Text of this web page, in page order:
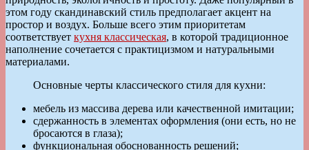
этом году скандинавский стиль предполагает акцент на
простор и воздух. Больше всего этим приоритетам
соответствует кухня классическая, в которой традиционное
наполнение сочетается с практицизмом и натуральными
материалами.
Основные черты классического стиля для кухни:
мебель из массива дерева или качественной имитации;
сдержанность в элементах оформления (они есть, но не
бросаются в глаза);
функциональная обоснованность решений;